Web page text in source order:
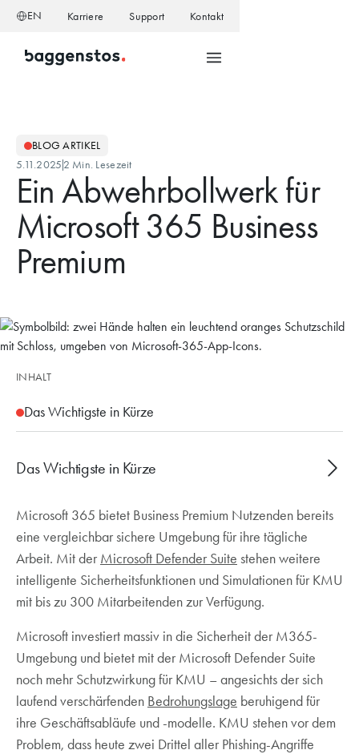
EN Karriere Support Kontakt
BLOG ARTIKEL
5.11.2025 2 Min. Lesezeit
Ein Abwehrbollwerk für
Microsoft 365 Business
Premium
INHALT
Das Wichtigste in Kürze
Das Wichtigste in Kürze
Microsoft Defender Suite ergänzt M365 Business
Premium um Entra ID P2, Defender for Identity,
MDO P2, MDE P2 und Defender for Cloud Apps
Risikobasierter Zugang, automatische Erkennung
kompromittierter Identitäten und integrierte
Phishing-Simulationen für Mitarbeitendentraining
Microsoft 365 bietet Business Premium Nutzenden bereits
eine vergleichbar sichere Umgebung für ihre tägliche
Arbeit. Mit der Microsoft Defender Suite stehen weitere
intelligente Sicherheitsfunktionen und Simulationen für KMU
mit bis zu 300 Mitarbeitenden zur Verfügung.
Microsoft investiert massiv in die Sicherheit der M365-
Umgebung und bietet mit der Microsoft Defender Suite
noch mehr Schutzwirkung für KMU – angesichts der sich
laufend verschärfenden Bedrohungslage beruhigend für
ihre Geschäftsabläufe und -modelle. KMU stehen vor dem
Problem, dass heute zwei Drittel aller Phishing-Angriffe